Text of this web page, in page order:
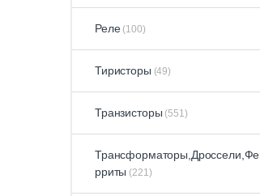
Реле(100)
Тиристоры (49)
Транзисторы (551)
Трансформаторы,Дроссели,Фе
рриты (221)